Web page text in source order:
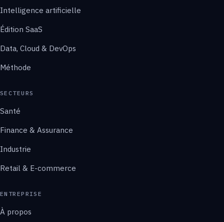
Intelligence artificielle
Édition SaaS
Data, Cloud & DevOps
Méthode
SECTEURS
Santé
Finance & Assurance
Industrie
Retail & E-commerce
ENTREPRISE
À propos